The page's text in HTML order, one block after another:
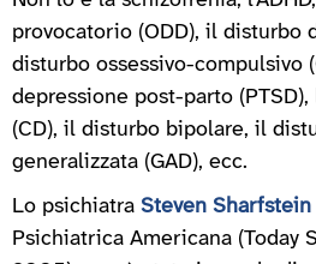
provocatorio (ODD), il disturbo
disturbo ossessivo-compulsivo
depressione post-parto
(CD), il disturbo bipolare, il
generalizzata (GAD), ecc.
Lo psichiatra Steven Sharfstein
Psichiatrica Americana (Today